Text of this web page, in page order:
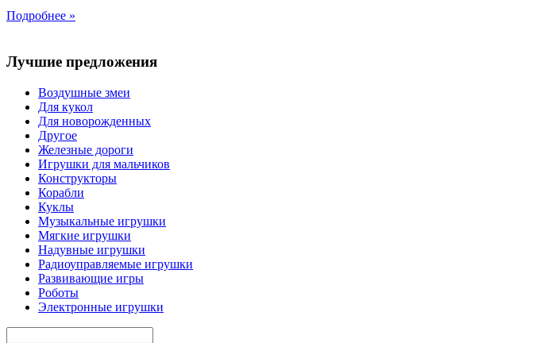
Подробнее »
Лучшие предложения
Воздушные змеи
Для кукол
Для новорожденных
Другое
Железные дороги
Игрушки для мальчиков
Конструкторы
Корабли
Куклы
Музыкальные игрушки
Мягкие игрушки
Надувные игрушки
Радиоуправляемые игрушки
Развивающие игры
Роботы
Электронные игрушки